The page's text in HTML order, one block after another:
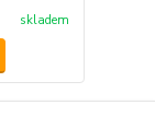
skladem